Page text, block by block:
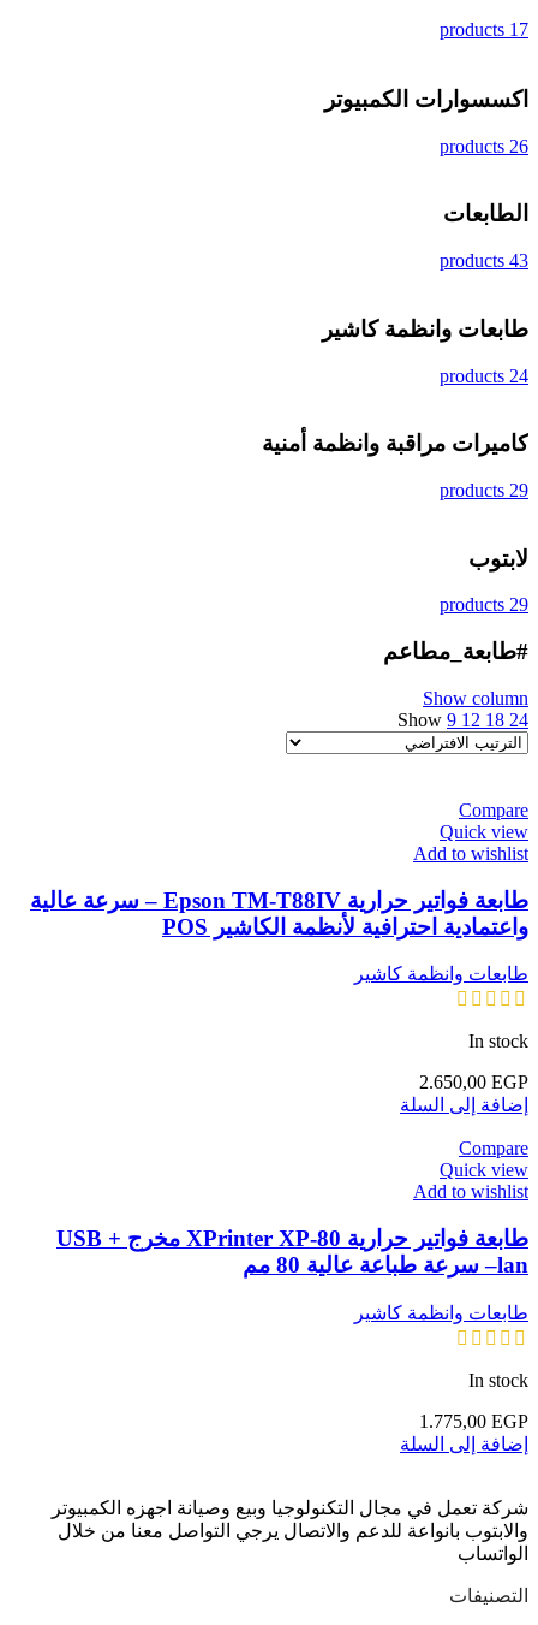
17 products
اكسسوارات الكمبيوتر
26 products
الطابعات
43 products
طابعات وانظمة كاشير
24 products
كاميرات مراقبة وانظمة أمنية
29 products
لابتوب
29 products
#طابعة_مطاعم
Show column
Show 9 12 18 24
Compare
Quick view
Add to wishlist
طابعة فواتير حرارية Epson TM-T88IV – سرعة عالية
واعتمادية احترافية لأنظمة الكاشير POS
طابعات وانظمة كاشير
In stock
2.650,00 EGP
إضافة إلى السلة
Compare
Quick view
Add to wishlist
طابعة فواتير حرارية XPrinter XP-80 مخرج USB +
lan– سرعة طباعة عالية 80 مم
طابعات وانظمة كاشير
In stock
1.775,00 EGP
إضافة إلى السلة
شركة تعمل في مجال التكنولوجيا وبيع وصيانة اجهزه الكمبيوتر
والابتوب بانواعة للدعم والاتصال يرجي التواصل معنا من خلال
الواتساب
التصنيفات